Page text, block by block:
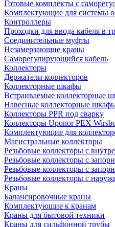
Готовые комплекты с
Комплектующие для системы
Контроллеры
Проходки для ввода кабеля в
Соединительные муфты
Незамерзающие краны
Саморегулирующийся кабель
Коллекторы
Держатели коллекторов
Коллекторные шкафы
Встраиваемые коллекторные
Навесные коллекторные
Коллекторы PPR под сварку
Коллекторы Uponor PEX
Комплектующие для
Магистральные коллекторы
Резьбовые коллекторы с
Резьбовые коллекторы с
Резьбовые коллекторы с
Резьбовые коллекторы с
Краны
Балансировочные краны
Комплектующие к кранам
Краны для бытовой техники
Краны для сильфонной трубы